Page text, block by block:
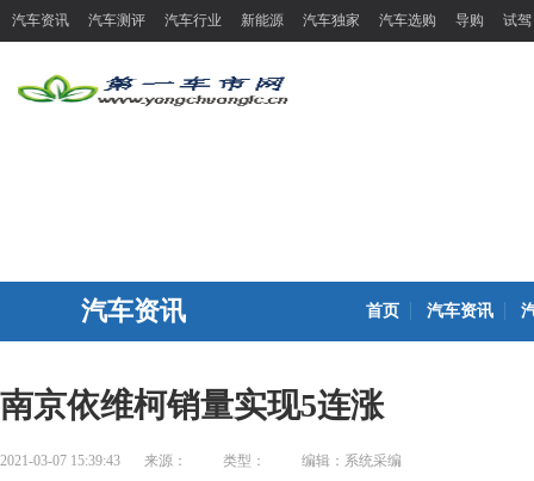
汽车资讯 汽车测评 汽车行业 新能源 汽车独家 汽车选购 导购 试驾
汽车资讯 首页 汽车资讯
南京依维柯销量实现5连涨
2021-03-07 15:39:43 来源： 类型： 编辑：系统采编